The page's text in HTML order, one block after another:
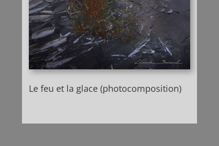
Le feu et la glace (photocomposition)